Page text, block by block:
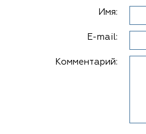
Имя:
E-mail:
Комментарий: